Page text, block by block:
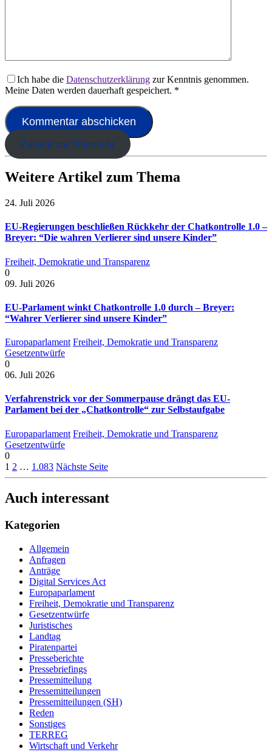
Ich habe die Datenschutzerklärung zur Kenntnis genommen.
Meine Daten werden dauerhaft gespeichert. *
Zurück zur Übersicht
Weitere Artikel zum Thema
24. Juli 2026
EU-Regierungen beschließen Rückkehr der Chatkontrolle 1.0 –
Breyer: “Die wahren Verlierer sind unsere Kinder”
Freiheit, Demokratie und Transparenz
0
09. Juli 2026
EU-Parlament winkt Chatkontrolle 1.0 durch – Breyer:
“Wahrer Verlierer sind unsere Kinder”
Europaparlament Freiheit, Demokratie und Transparenz
Gesetzentwürfe
0
06. Juli 2026
Verfahrenstrick vor der Sommerpause drängt das EU-
Parlament bei der „Chatkontrolle“ zur Selbstaufgabe
Europaparlament Freiheit, Demokratie und Transparenz
Gesetzentwürfe
0
1 2 … 1.083 Nächste Seite
Auch interessant
Kategorien
Allgemein
Anfragen
Anträge
Digital Services Act
Europaparlament
Freiheit, Demokratie und Transparenz
Gesetzentwürfe
Juristisches
Landtag
Piratenpartei
Presseberichte
Pressebriefings
Pressemitteilung
Pressemitteilungen
Pressemitteilungen (SH)
Reden
Sonstiges
TERREG
Wirtschaft und Verkehr